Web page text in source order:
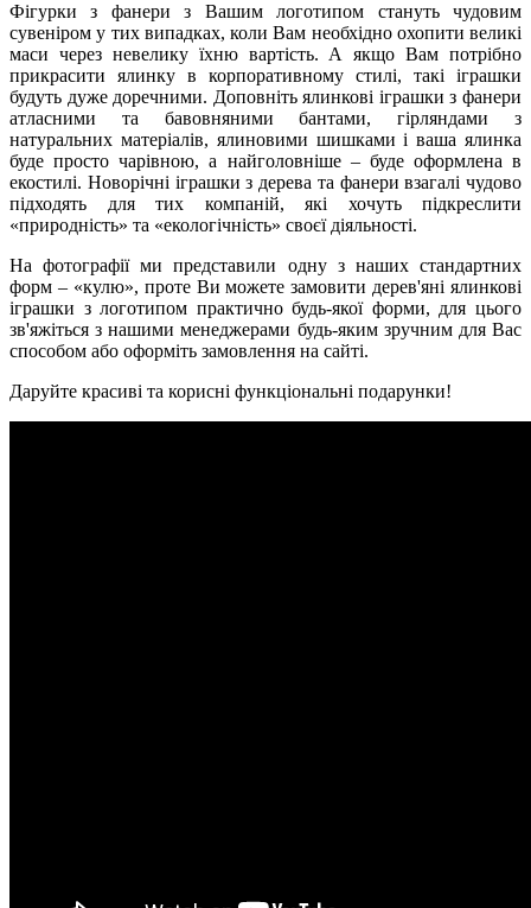
Фігурки з фанери з Вашим логотипом стануть чудовим
сувеніром у тих випадках, коли Вам необхідно охопити великі
маси через невелику їхню вартість. А якщо Вам потрібно
прикрасити ялинку в корпоративному стилі, такі іграшки
будуть дуже доречними. Доповніть ялинкові іграшки з фанери
атласними та бавовняними бантами, гірляндами з
натуральних матеріалів, ялиновими шишками і ваша ялинка
буде просто чарівною, а найголовніше – буде оформлена в
екостилі. Новорічні іграшки з дерева та фанери взагалі чудово
підходять для тих компаній, які хочуть підкреслити
«природність» та «екологічність» своєї діяльності.
На фотографії ми представили одну з наших стандартних
форм – «кулю», проте Ви можете замовити дерев'яні ялинкові
іграшки з логотипом практично будь-якої форми, для цього
зв'яжіться з нашими менеджерами будь-яким зручним для Вас
способом або оформіть замовлення на сайті.
Даруйте красиві та корисні функціональні подарунки!